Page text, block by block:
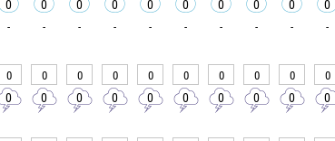
0 0 0 0 0 0 0 0 0 0
- - - - - - - - - -
0 0 0 0 0 0 0 0 0 0
0 0 0 0 0 0 0 0 0 0